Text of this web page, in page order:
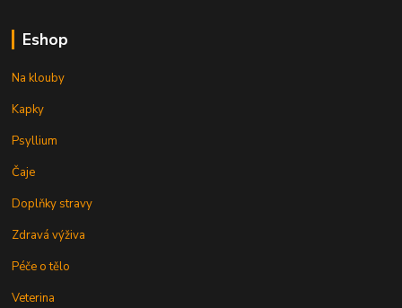
Eshop
Na klouby
Kapky
Psyllium
Čaje
Doplňky stravy
Zdravá výživa
Péče o tělo
Veterina